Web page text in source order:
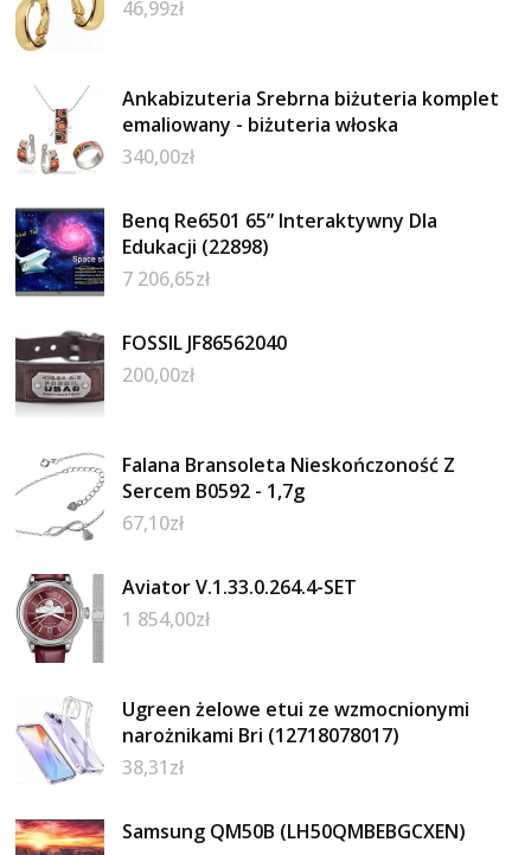
46,99zł
Ankabizuteria Srebrna biżuteria komplet
emaliowany - biżuteria włoska
340,00zł
Benq Re6501 65” Interaktywny Dla
Edukacji (22898)
7 206,65zł
FOSSIL JF86562040
200,00zł
Falana Bransoleta Nieskończoność Z
Sercem B0592 - 1,7g
67,10zł
Aviator V.1.33.0.264.4-SET
1 854,00zł
Ugreen żelowe etui ze wzmocnionymi
narożnikami Bri (12718078017)
38,31zł
Samsung QM50B (LH50QMBEBGCXEN)